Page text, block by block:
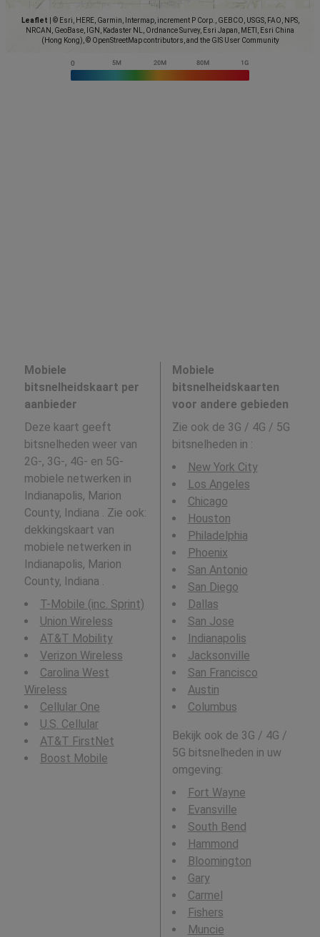
Leaflet
© Esri, HERE, Garmin, Intermap, increment P Corp., GEBCO, USGS, FAO, NPS,
NRCAN, GeoBase, IGN, Kadaster NL, Ordnance Survey, Esri Japan, METI, Esri China
(Hong Kong), © OpenStreetMap contributors, and the GIS User Community
Mobiele
bitsnelheidskaart per
aanbieder
Deze kaart geeft
bitsnelheden weer van
2G-, 3G-, 4G- en 5G-
mobiele netwerken in
Indianapolis, Marion
County, Indiana . Zie ook:
dekkingskaart van
mobiele netwerken in
Indianapolis, Marion
County, Indiana .
T-Mobile (inc. Sprint)
Union Wireless
AT&T Mobility
Verizon Wireless
Carolina West
Wireless
Cellular One
U.S. Cellular
AT&T FirstNet
Boost Mobile
Mobiele
bitsnelheidskaarten
voor andere gebieden
Zie ook de 3G / 4G / 5G
bitsnelheden in :
New York City
Los Angeles
Chicago
Houston
Philadelphia
Phoenix
San Antonio
San Diego
Dallas
San Jose
Indianapolis
Jacksonville
San Francisco
Austin
Columbus
Bekijk ook de 3G / 4G /
5G bitsnelheden in uw
omgeving:
Fort Wayne
Evansville
South Bend
Hammond
Bloomington
Gary
Carmel
Fishers
Muncie